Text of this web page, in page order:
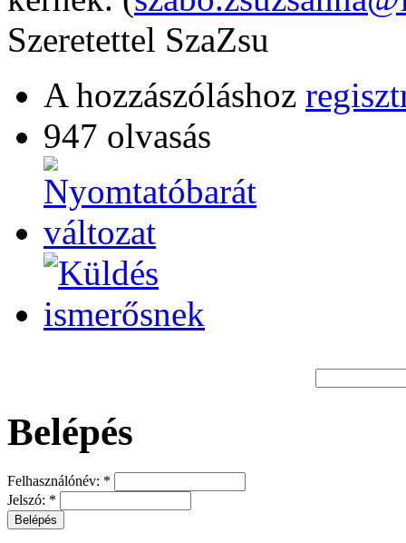
Szeretettel SzaZsu
A hozzászóláshoz
947 olvasás
Belépés
Felhasználónév: *
Jelszó: *